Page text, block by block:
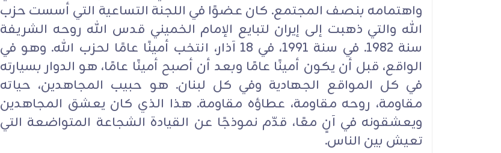
واهتمامه بنصف المجتمع. كان ‏عضوًا في اللجنة التساعية التي أسست حزب
الله والتي ذهبت إلى إيران لتبايع ‏الإمام الخميني قدس الله ‏روحه الشريفة
سنة 1982. في سنة 1991، في 18 آذار، انتخب أمينًا عامًا لحزب الله. وهو في
‏‏الواقع، قبل أن يكون أمينًا عامًا وبعد أن أصبح أمينًا عامًا، هو الدوار بسيارته
في كل المواقع الجهادية ‏وفي كل لبنان. هو ‏حبيب المجاهدين، حياته
مقاومة، روحه مقاومة، عطاؤه مقاومة. هذا الذي كان يعشق ‏المجاهدين
ويعشقونه في آنٍ معًا، ‏قدّم نموذجًا عن القيادة الشجاعة المتواضعة التي
تعيش بين الناس.‏